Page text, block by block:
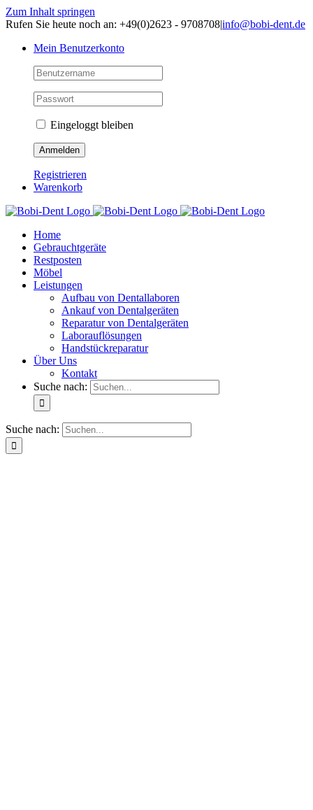
Zum Inhalt springen
Rufen Sie heute noch an: +49(0)2623 - 9708708|info@bobi-dent.de
Mein Benutzerkonto
Eingeloggt bleiben
Registrieren
Warenkorb
Home
Gebrauchtgeräte
Restposten
Möbel
Leistungen
Aufbau von Dentallaboren
Ankauf von Dentalgeräten
Reparatur von Dentalgeräten
Laborauflösungen
Handstückreparatur
Über Uns
Kontakt
Suche nach:
Suche nach: